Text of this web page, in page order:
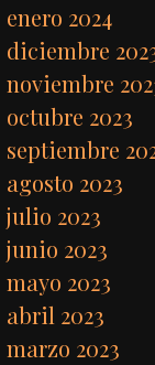
enero 2024
diciembre
noviembre
octubre 2023
septiembre
agosto 2023
julio 2023
junio 2023
mayo 2023
abril 2023
marzo 2023